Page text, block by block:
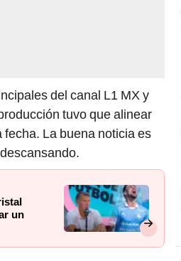
del canal L1 MX y
tuvo que alinear
La buena noticia es
un